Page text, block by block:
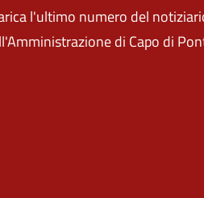
l'ultimo numero del
di Capo di